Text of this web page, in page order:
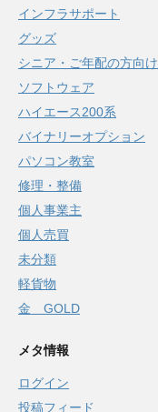
インフラサポート
グッズ
シニア・ご年配の方向け
ソフトウェア
ハイエース200系
バイナリーオプション
パソコン教室
修理・整備
個人事業主
個人売買
未分類
軽貨物
金 GOLD
メタ情報
ログイン
投稿フィード